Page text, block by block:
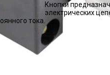
Кнопки
электрических
тока.